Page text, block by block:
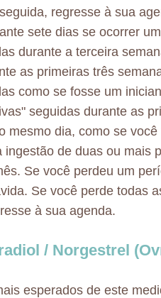
regresse à sua
sete dias se ocorrer
durante a terceira
as primeiras três
como se fosse um
seguidas durante as
mesmo dia, como se
ingestão de duas ou mais
Se você perdeu um
Se você perde todas
à sua agenda.
/ Norgestrel
esperados de este